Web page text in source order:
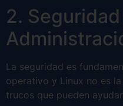
2.
La seguridad es
operativo y Linux no es
trucos que pueden